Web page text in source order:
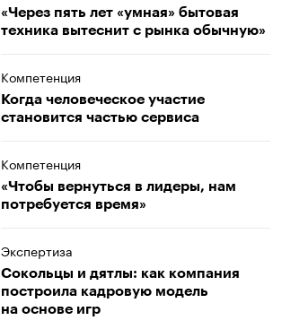
«Через пять лет «умная» бытовая
техника вытеснит с рынка обычную»
Компетенция
Когда человеческое участие
становится частью сервиса
Компетенция
«Чтобы вернуться в лидеры, нам
потребуется время»
Экспертиза
Сокольцы и дятлы: как компания
построила кадровую модель
на основе игр